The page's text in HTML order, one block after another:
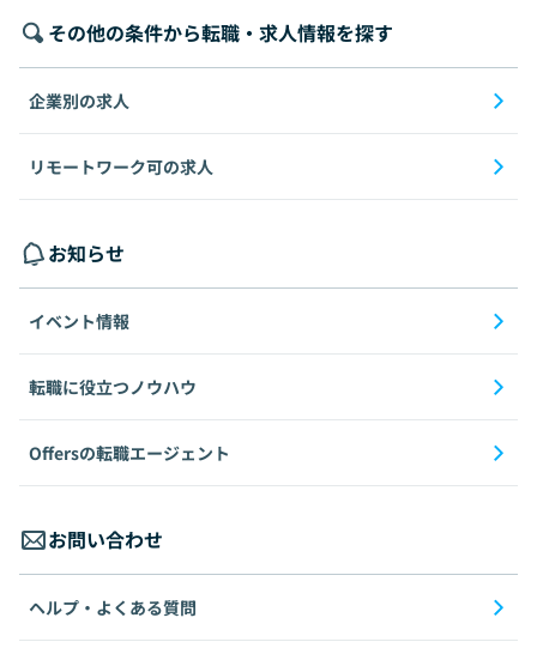
その他の条件から転職・求人情報を探す
企業別の求人
リモートワーク可の求人
お知らせ
イベント情報
転職に役立つノウハウ
Offersの転職エージェント
お問い合わせ
ヘルプ・よくある質問